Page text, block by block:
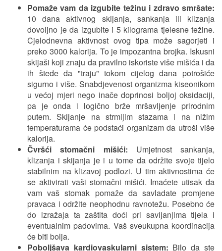
Pomaže vam da izgubite težinu i zdravo smršate:
10 dana aktivnog skijanja, sankanja ili klizanja
dovoljno je da izgubite i 5 kilograma tjelesne težine.
Cjelodnevna aktivnost ovog tipa može sagorjeti i
preko 3000 kalorija. To je impozantna brojka. Iskusni
skijaši koji znaju da pravilno iskoriste više mišića i da
ih štede da "traju" tokom cijelog dana potrošiće
sigurno i više. Snabdjevenost organizma kiseonikom
u većoj mjeri nego inače doprinosi boljoj oksidaciji,
pa je onda i logično brže mršavljenje prirodnim
putem. Skijanje na strmijim stazama i na nižim
temperaturama će podstaći organizam da utroši više
kalorija.
Čvršći stomačni mišići: Umjetnost sankanja,
klizanja i skijanja je i u tome da održite svoje tijelo
stabilnim na klizavoj podlozi. U tim aktivnostima će
se aktivirati vaši stomačni mišići. Imaćete utisak da
vam vaš stomak pomaže da savladate promjene
pravaca i održite neophodnu ravnotežu. Posebno će
do izražaja ta zaštita doći pri savijanjima tijela i
eventualnim padovima. Vaš sveukupna koordinacija
će biti bolja.
Poboljšava kardiovaskularni sistem: Bilo da ste